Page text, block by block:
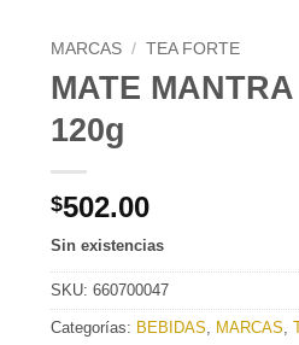
MARCAS / TEA FORTE
MATE
120g
$502.00
Sin existencias
SKU: 660700047
Categorías: BEBIDAS, MARCAS,